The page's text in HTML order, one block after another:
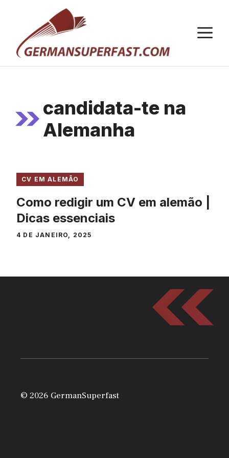
conteúdo
candidata-te na
Alemanha
CV EM ALEMÃO
Como redigir um CV em alemão |
Dicas essenciais
4 DE JANEIRO, 2025
© 2026 GermanSuperfast